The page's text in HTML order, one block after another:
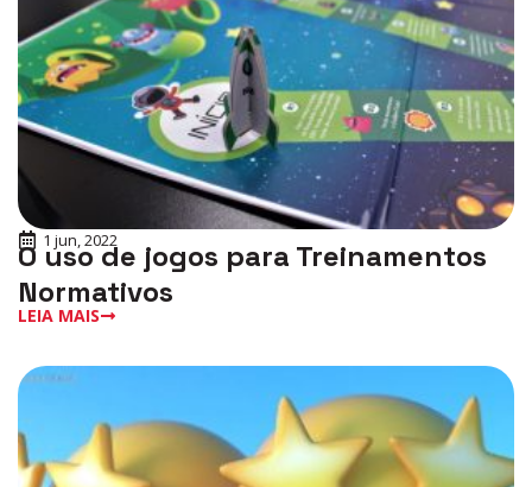
1 jun, 2022
O uso de jogos para Treinamentos
Normativos
LEIA MAIS